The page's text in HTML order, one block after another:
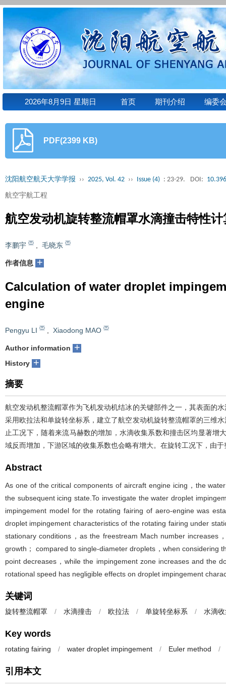
2026年8月9日 星期日 首页 期刊介绍 编委
PDF(2399 KB)
沈阳航空航天大学学报 ›› 2025, Vol. 42 ›› Issue (4) : 23-29. DOI:
航空宇航工程
航空发动机旋转整流帽罩水滴撞击特性计
李鹏宇 毛晓东
作者信息 +
Calculation of water droplet
engine
Pengyu LI Xiaodong MAO
Author information +
History +
摘要
航空发动机整流帽罩作为飞机发动机结冰的关键部件之一，其表面的
采用欧拉法和单旋转坐标系，建立了航空发动机旋转整流帽罩的三维
止工况下，随着来流马赫数的增加，水滴收集系数和撞击区均显著
域反而增加，下游区域的收集系数也会略有增大。在旋转工况下，由
Abstract
As one of the critical components of aircraft engine icing，the
the subsequent icing state.To investigate the water droplet
impingement model for the rotating fairing of aero-engine was
droplet impingement characteristics of the rotating fairing under
stationary conditions，as the freestream Mach number increases
growth； compared to single-diameter droplets，when considering
point decreases，while the impingement zone increases and the
rotational speed​​ has negligible effects on droplet impingement
关键词
旋转整流帽罩 / 水滴撞击 / 欧拉法 / 单旋转坐标系 / 水滴
Key words
rotating fairing / water droplet impingement / Euler method /
引用本文